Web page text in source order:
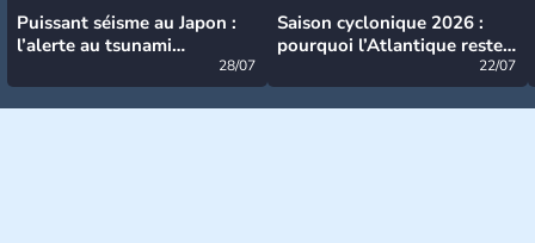
Puissant séisme au Japon :
l’alerte au tsunami
28/07
Saison cyclonique 2026 :
pourquoi l’Atlantique reste
22/07